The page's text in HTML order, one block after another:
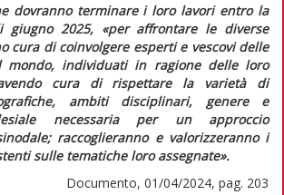
dovranno terminare i loro lavori entro la
giugno 2025, «per affrontare le diverse
cura di coinvolgere esperti e vescovi delle
mondo, individuati in ragione delle loro
cura di rispettare la varietà di
ambiti disciplinari, genere e
necessaria per un approccio
raccoglieranno e valorizzeranno i
sulle tematiche loro assegnate».
Documento, 01/04/2024, pag. 203